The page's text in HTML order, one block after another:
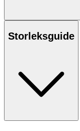
Storleksguide